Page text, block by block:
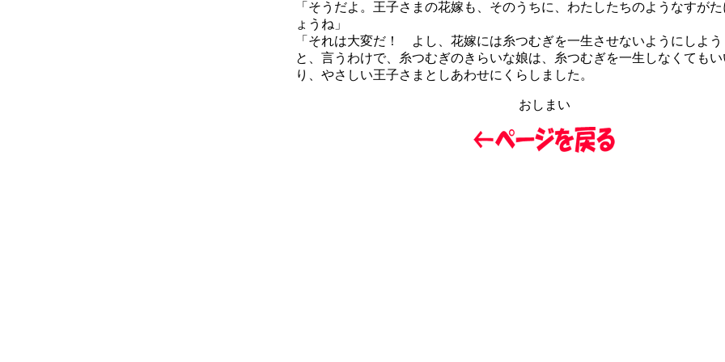
「そうだよ。王子さまの花嫁も、そのうちに、わたしたちのようなすが
ょうね」
「それは大変だ！ よし、花嫁には糸つむぎを一生させないようにしよう
と、言うわけで、糸つむぎのきらいな娘は、糸つむぎを一生しなくても
り、やさしい王子さまとしあわせにくらしました。
おしまい